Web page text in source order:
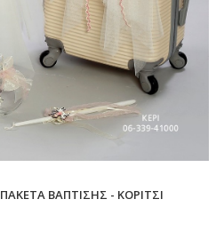
ΠΑΚΕΤΑ ΒΑΠΤΙΣΗΣ - ΚΟΡΙΤΣΙ